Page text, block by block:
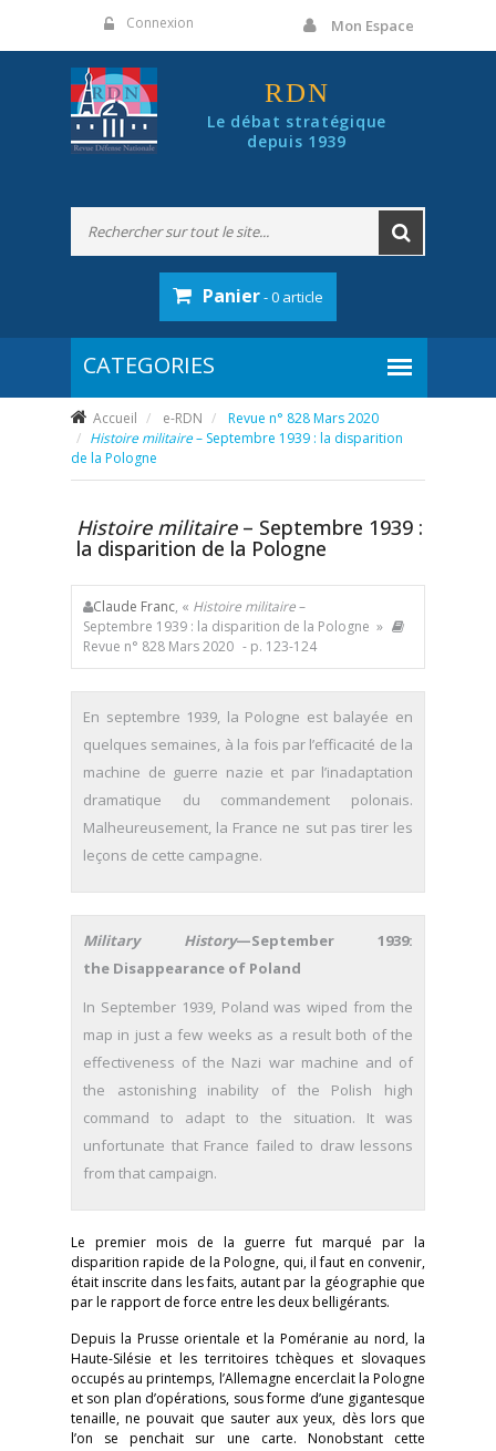
Connexion Mon Espace
RDN
Le débat stratégique
depuis 1939
Panier- 0 article
Accueil e-RDN
Revue n° 828 Mars 2020
Histoire militaire– Septembre 1939 : la disparition
de la Pologne
Histoire militaire– Septembre 1939 :
la disparition de la Pologne
Claude Franc, « Histoire militaire–
Septembre 1939 : la disparition de la Pologne »
Revue n° 828 Mars 2020 - p. 123-124
En septembre 1939, la Pologne est balayée en
quelques semaines, à la fois par l’efficacité de la
machine de guerre nazie et par l’inadaptation
dramatique du commandement polonais.
Malheureusement, la France ne sut pas tirer les
leçons de cette campagne.
Military History—September 1939:
the Disappearance of Poland
In September 1939, Poland was wiped from the
map in just a few weeks as a result both of the
effectiveness of the Nazi war machine and of
the astonishing inability of the Polish high
command to adapt to the situation. It was
unfortunate that France failed to draw lessons
from that campaign.
Le premier mois de la guerre fut marqué par la
disparition rapide de la Pologne, qui, il faut en convenir,
était inscrite dans les faits, autant par la géographie que
par le rapport de force entre les deux belligérants.
Depuis la Prusse orientale et la Poméranie au nord, la
Haute-Silésie et les territoires tchèques et slovaques
occupés au printemps, l’Allemagne encerclait la Pologne
et son plan d’opérations, sous forme d’une gigantesque
tenaille, ne pouvait que sauter aux yeux, dès lors que
l’on se penchait sur une carte. Nonobstant cette